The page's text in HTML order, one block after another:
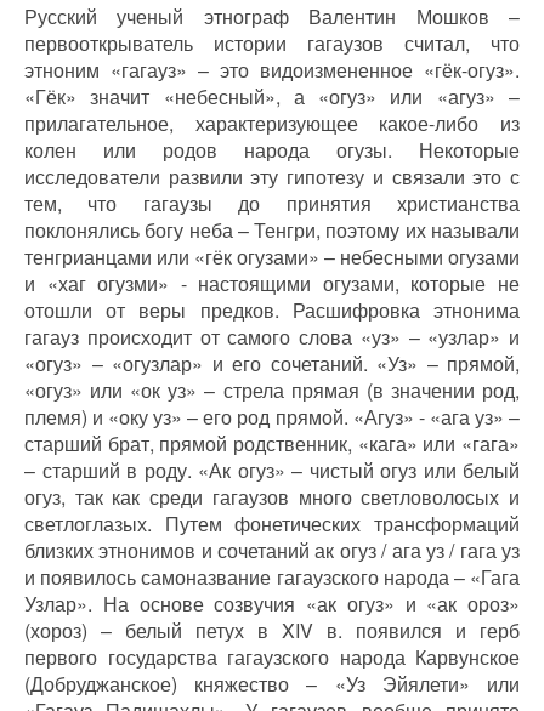
Русский ученый этнограф Валентин Мошков –
первооткрыватель истории гагаузов считал, что
этноним «гагауз» – это видоизмененное «гёк-огуз».
«Гёк» значит «небесный», а «огуз» или «агуз» –
прилагательное, характеризующее какое-либо из
колен или родов народа огузы. Некоторые
исследователи развили эту гипотезу и связали это с
тем, что гагаузы до принятия христианства
поклонялись богу неба – Тенгри, поэтому их называли
тенгрианцами или «гёк огузами» – небесными огузами
и «хаг огузми» - настоящими огузами, которые не
отошли от веры предков. Расшифровка этнонима
гагауз происходит от самого слова «уз» – «узлар» и
«огуз» – «огузлар» и его сочетаний. «Уз» – прямой,
«огуз» или «ок уз» – стрела прямая (в значении род,
племя) и «оку уз» – его род прямой. «Агуз» - «ага уз» –
старший брат, прямой родственник, «кага» или «гага»
– старший в роду. «Ак огуз» – чистый огуз или белый
огуз, так как среди гагаузов много светловолосых и
светлоглазых. Путем фонетических трансформаций
близких этнонимов и сочетаний ак огуз / ага уз / гага уз
и появилось самоназвание гагаузского народа – «Гага
Узлар». На основе созвучия «ак огуз» и «ак ороз»
(хороз) – белый петух в XIV в. появился и герб
первого государства гагаузского народа Карвунское
(Добруджанское) княжество – «Уз Эйялети» или